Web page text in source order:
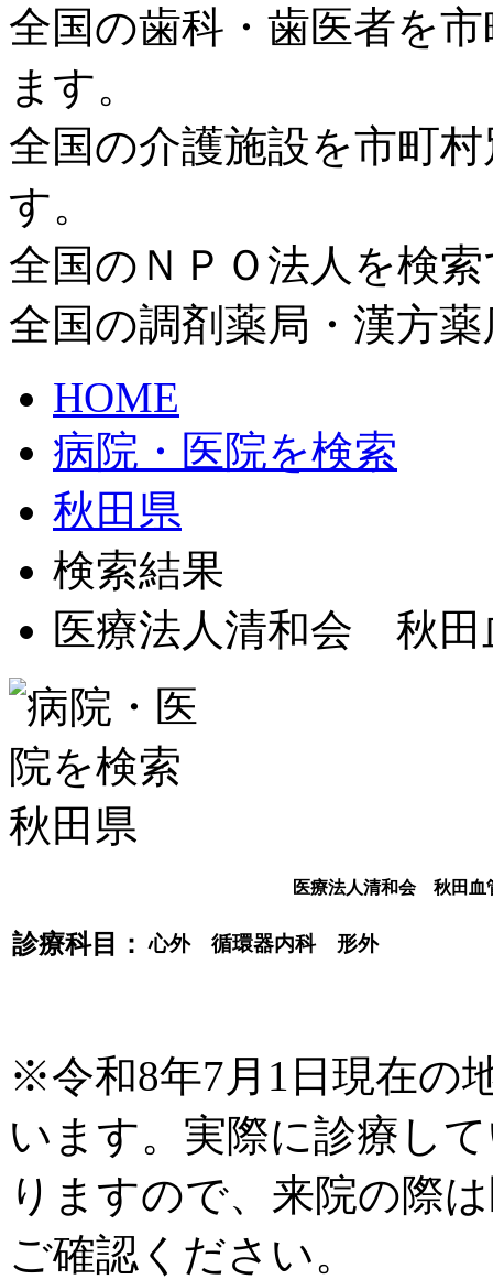
全国の歯科・歯医者を
ます。
全国の介護施設を市町
す。
全国のＮＰＯ法人を検
全国の調剤薬局・漢方
HOME
病院・医院を検索
秋田県
検索結果
医療法人清和会 秋田
医療法人清和会 秋田血
診療科目： 心外 循環器内科 形外
※令和8年7月1日現在の
います。実際に診療し
りますので、来院の際
ご確認ください。